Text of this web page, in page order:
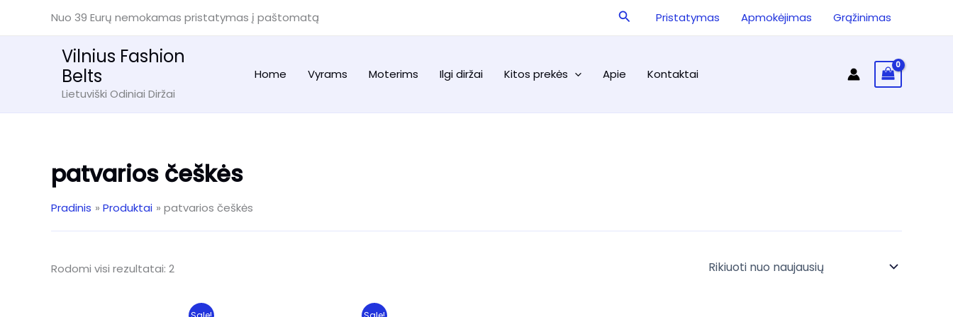
Nuo 39 Eurų nemokamas pristatymas į paštomatą PaieškaPristatymas Apmokėjimas Grąžinimas
Vilnius Fashion
Belts
Lietuviški Odiniai Diržai
Home Vyrams Moterims Ilgi diržai Kitos prekės Apie Kontaktai
patvarios češkės
Pradinis Produktai patvarios češkės
Rodomi visi rezultatai: 2